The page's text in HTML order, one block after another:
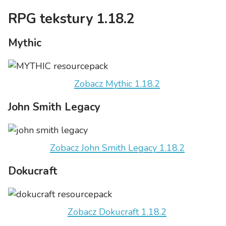
RPG tekstury 1.18.2
Mythic
Zobacz Mythic 1.18.2
John Smith Legacy
Zobacz John Smith Legacy 1.18.2
Dokucraft
Zobacz Dokucraft 1.18.2